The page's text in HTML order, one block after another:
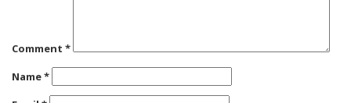
Comment *
Name*